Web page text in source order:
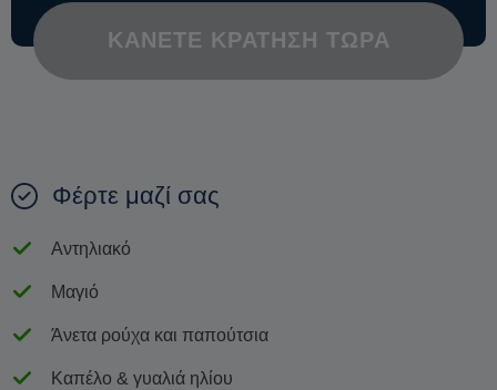
ΚΆΝΕΤΕ ΚΡΆΤΗΣΗ ΤΏΡΑ
Φέρτε μαζί σας
Αντηλιακό
Μαγιό
Άνετα ρούχα και παπούτσια
Καπέλο & γυαλιά ηλίου